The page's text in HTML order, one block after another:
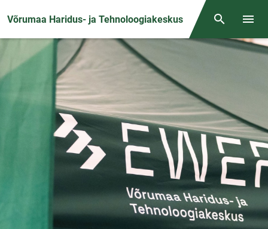
Võrumaa Haridus- ja Tehnoloogiakeskus Otsing
Front page